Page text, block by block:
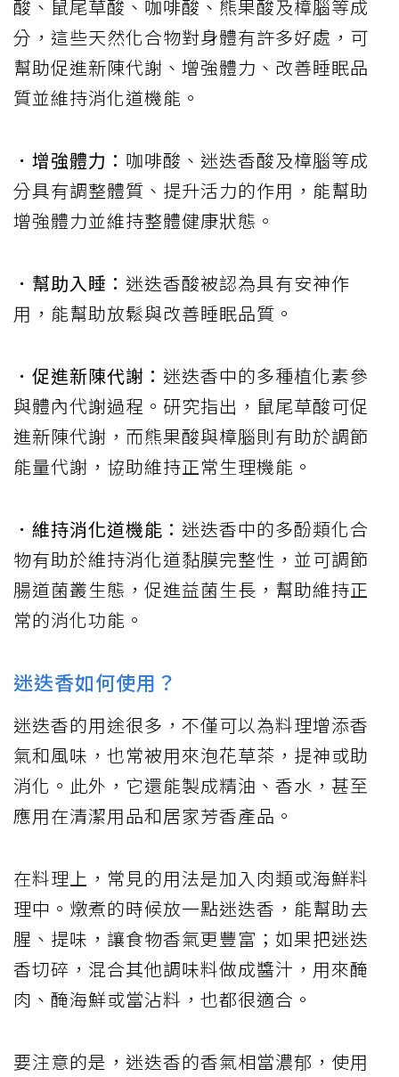
酸、鼠尾草酸、咖啡酸、熊果酸及樟腦等成
分，這些天然化合物對身體有許多好處，可
幫助促進新陳代謝、增強體力、改善睡眠品
質並維持消化道機能。
．增強體力： 咖啡酸、迷迭香酸及樟腦等成
分具有調整體質、提升活力的作用，能幫助
增強體力並維持整體健康狀態。
．幫助入睡： 迷迭香酸被認為具有安神作
用，能幫助放鬆與改善睡眠品質。
．促進新陳代謝： 迷迭香中的多種植化素參
與體內代謝過程。研究指出，鼠尾草酸可促
進新陳代謝，而熊果酸與樟腦則有助於調節
能量代謝，協助維持正常生理機能。
．維持消化道機能： 迷迭香中的多酚類化合
物有助於維持消化道黏膜完整性，並可調節
腸道菌叢生態，促進益菌生長，幫助維持正
常的消化功能。
迷迭香如何使用？
迷迭香的用途很多，不僅可以為料理增添香
氣和風味，也常被用來泡花草茶，提神或助
消化。此外，它還能製成精油、香水，甚至
應用在清潔用品和居家芳香產品。
在料理上，常見的用法是加入肉類或海鮮料
理中。燉煮的時候放一點迷迭香，能幫助去
腥、提味，讓食物香氣更豐富；如果把迷迭
香切碎，混合其他調味料做成醬汁，用來醃
肉、醃海鮮或當沾料，也都很適合。
要注意的是，迷迭香的香氣相當濃郁，使用